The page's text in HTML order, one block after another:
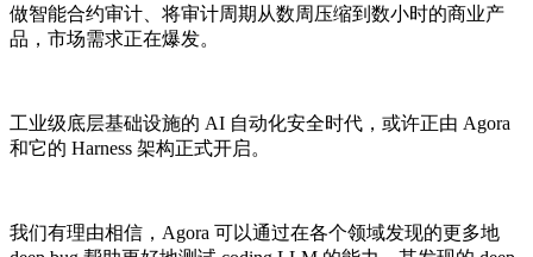
做智能合约审计、将审计周期从数周压缩到数小时的商业产
品，市场需求正在爆发。
工业级底层基础设施的 AI 自动化安全时代，或许正由 Agora
和它的 Harness 架构正式开启。
我们有理由相信，Agora 可以通过在各个领域发现的更多地